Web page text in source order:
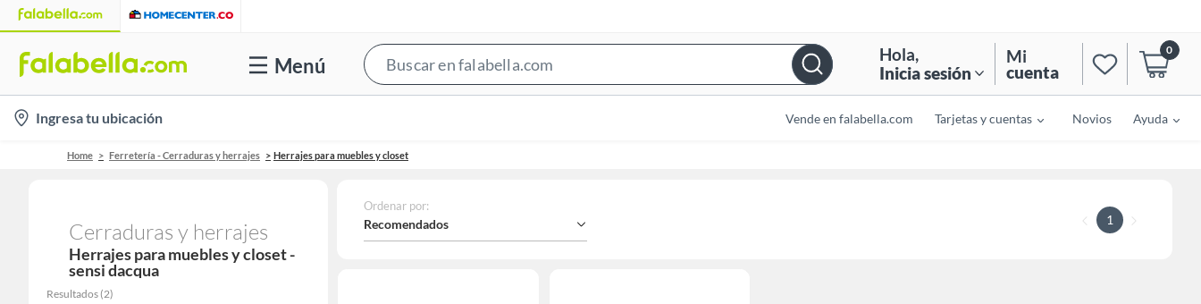
Menú
Bar
Hola,
Inicia sesión
Mi
cuenta
0
location-
icon
Ingresa tu ubicación Vende en falabella.com Tarjetas y cuentas Novios Ayuda
Home Ferretería - Cerraduras y herrajes Herrajes para muebles y closet
Cerraduras y herrajes
Herrajes para muebles y closet -
sensi dacqua
Resultados (2)
Ordenar por:
Recomendados 1